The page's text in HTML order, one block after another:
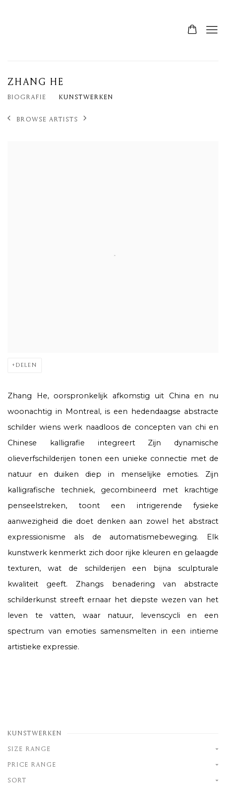
ZHANG HE
BIOGRAFIE KUNSTWERKEN
BROWSE ARTISTS
DELEN
Zhang He, oorspronkelijk afkomstig uit China en nu
woonachtig in Montreal, is een hedendaagse abstracte
schilder wiens werk naadloos de concepten van chi en
Chinese kalligrafie integreert Zijn dynamische
olieverfschilderijen tonen een unieke connectie met de
natuur en duiken diep in menselijke emoties. Zijn
kalligrafische techniek, gecombineerd met krachtige
penseelstreken, toont een intrigerende fysieke
aanwezigheid die doet denken aan zowel het abstract
expressionisme als de automatismebeweging. Elk
kunstwerk kenmerkt zich door rijke kleuren en gelaagde
texturen, wat de schilderijen een bijna sculpturale
kwaliteit geeft. Zhangs benadering van abstracte
schilderkunst streeft ernaar het diepste wezen van het
leven te vatten, waar natuur, levenscycli en een
spectrum van emoties samensmelten in een intieme
artistieke expressie.
KUNSTWERKEN
SIZE RANGE
PRICE RANGE
SORT